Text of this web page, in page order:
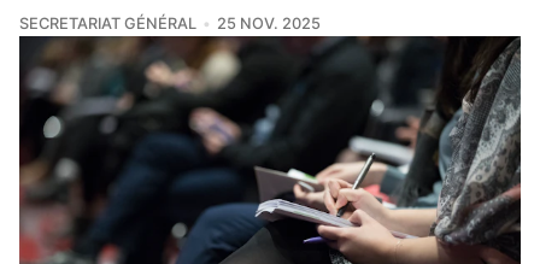
SECRETARIAT GÉNÉRAL 25 NOV. 2025